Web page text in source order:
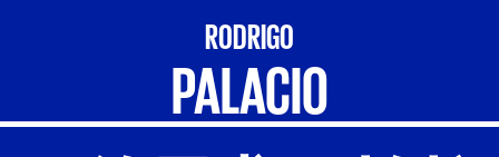
RODRIGO
PALACIO